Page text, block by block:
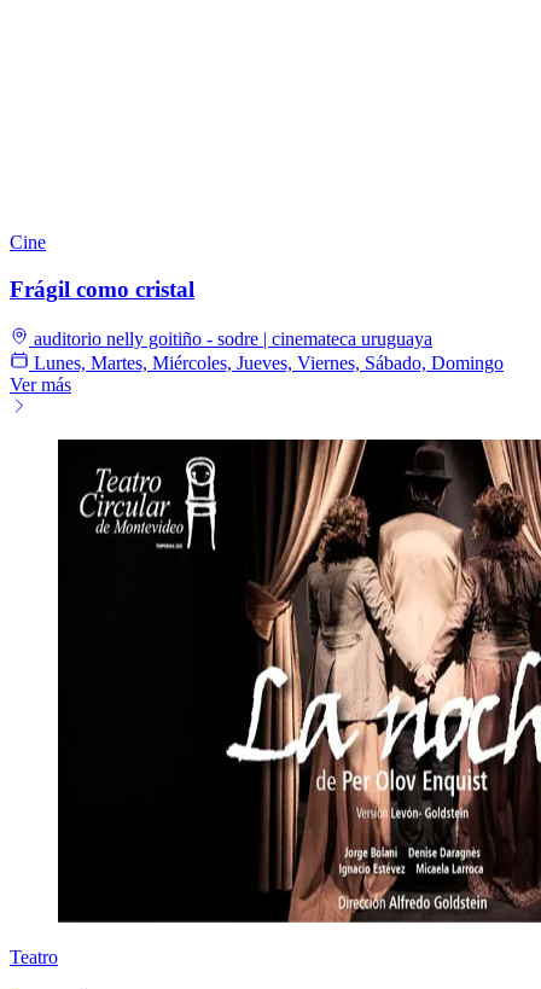
Cine
Frágil como cristal
auditorio nelly goitiño - sodre | cinemateca uruguaya
Lunes, Martes, Miércoles, Jueves, Viernes, Sábado, Domingo
Ver más
Teatro